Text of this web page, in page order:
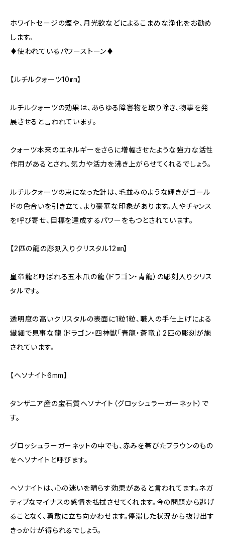
ホワイトセージの煙や、月光欲などによるこまめな浄化をお勧め
します。
♦使われているパワーストーン♦
【ルチルクォーツ10㎜】
ルチルクォーツの効果は、あらゆる障害物を取り除き、物事を発
展させると言われています。
クォーツ本来のエネルギーをさらに増幅させたような強力な活性
作用があるとされ、気力や活力を沸き上がらせてくれるでしょう。
ルチルクォーツの束になった針は、毛並みのような輝きがゴール
ドの色合いを引き立て、より豪華な印象があります。人やチャンス
を呼び寄せ、目標を達成するパワーをもつとされています。
【2匹の龍の彫刻入りクリスタル12㎜】
皇帝龍と呼ばれる五本爪の龍（ドラゴン・青龍）の彫刻入りクリス
タルです。
透明度の高いクリスタルの表面に1粒1粒、職人の手仕上げによる
繊細で見事な龍（ドラゴン・四神獣「青龍・蒼竜」）2匹の彫刻が施
されています。
【ヘソナイト6mm】
タンザニア産の宝石質ヘソナイト（グロッシュラーガーネット）で
す。
グロッシュラーガーネットの中でも、赤みを帯びたブラウンのもの
をヘソナイトと呼びます。
ヘソナイトは、心の迷いを晴らす効果があると言われてます。ネガ
ティブなマイナスの感情を払拭させてくれます。今の問題から逃げ
ることなく、勇敢に立ち向かわせます。停滞した状況から抜け出す
きっかけが得られるでしょう。